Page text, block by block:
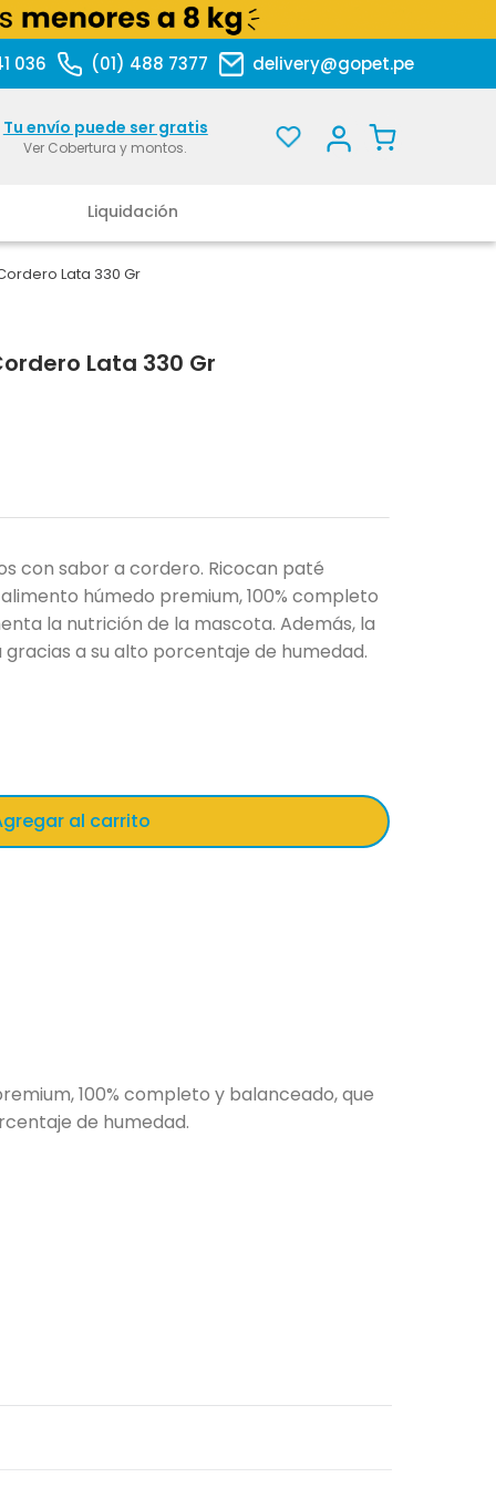
036 (01) 488 7377 delivery@gopet.pe
Tu envío puede ser gratis
Ver Cobertura y montos.
Liquidación
Lata 330 Gr
Lata 330 Gr
con sabor a cordero. Ricocan paté
húmedo premium, 100% completo
la nutrición de la mascota. Además, la
a su alto porcentaje de humedad.
al carrito
100% completo y balanceado, que
de humedad.